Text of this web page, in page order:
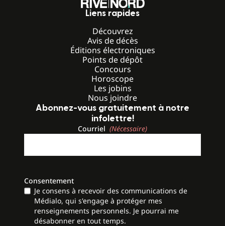
Liens rapides
Découvrez
Avis de décès
Éditions électroniques
Points de dépôt
Concours
Horoscope
Les jobins
Nous joindre
Abonnez-vous gratuitement à notre
infolettre!
Courriel (Nécessaire)
Consentement
Je consens à recevoir des communications de
Médialo, qui s'engage à protéger mes
renseignements personnels. Je pourrai me
désabonner en tout temps.